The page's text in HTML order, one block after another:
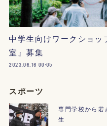
中学生向けワークショ
室』募集
2023.06.16 00:05
スポーツ
専門学校から若
生